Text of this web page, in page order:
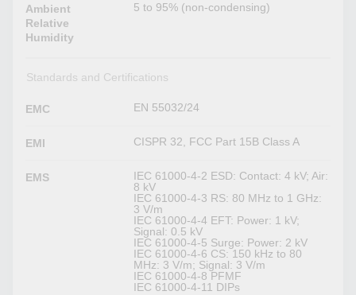
Ambient
Relative
Humidity
5 to 95% (non-condensing)
Standards and Certifications
EMC EN 55032/24
EMI CISPR 32, FCC Part 15B Class A
EMS
IEC 61000-4-2 ESD: Contact: 4 kV; Air:
8 kV
IEC 61000-4-3 RS: 80 MHz to 1 GHz:
3 V/m
IEC 61000-4-4 EFT: Power: 1 kV;
Signal: 0.5 kV
IEC 61000-4-5 Surge: Power: 2 kV
IEC 61000-4-6 CS: 150 kHz to 80
MHz: 3 V/m; Signal: 3 V/m
IEC 61000-4-8 PFMF
IEC 61000-4-11 DIPs